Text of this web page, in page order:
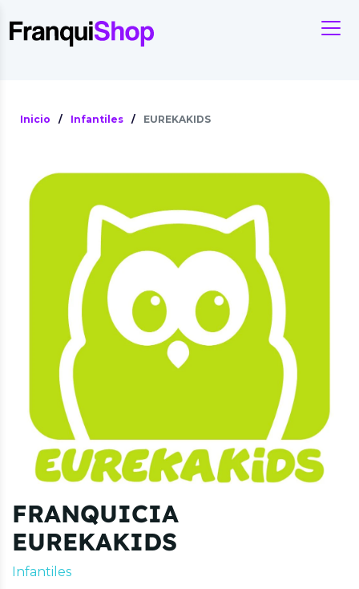
Inicio / Infantiles / EUREKAKIDS
FRANQUICIA
EUREKAKIDS
Infantiles